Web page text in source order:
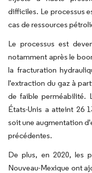
difficiles. Le processus
cas de ressources
Le processus est
notamment après le
la fracturation
l'extraction du gaz à
de faible perméabilité.
États-Unis a atteint 26
soit une augmentation
précédentes.
De plus, en 2020, les
Nouveau-Mexique ont